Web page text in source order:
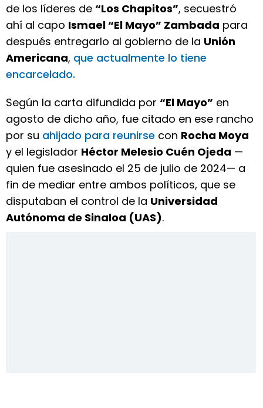
de los líderes de “Los Chapitos”, secuestró
ahí al capo Ismael “El Mayo” Zambada para
después entregarlo al gobierno de la Unión
Americana, que actualmente lo tiene
encarcelado.
Según la carta difundida por “El Mayo” en
agosto de dicho año, fue citado en ese rancho
por su ahijado para reunirse con Rocha Moya
y el legislador Héctor Melesio Cuén Ojeda —
quien fue asesinado el 25 de julio de 2024— a
fin de mediar entre ambos políticos, que se
disputaban el control de la Universidad
Autónoma de Sinaloa (UAS).